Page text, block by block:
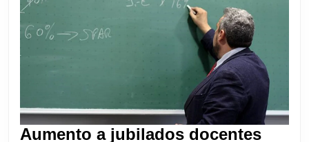
Aumento a jubilados docentes